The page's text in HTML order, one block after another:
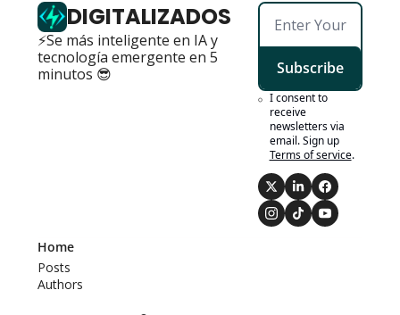
DIGITALIZADOS
⚡Se más inteligente en IA y
tecnología emergente en 5
minutos 😎
Subscribe
I consent to
receive
newsletters via
email. Sign up
Terms of service.
Home
Posts
Authors